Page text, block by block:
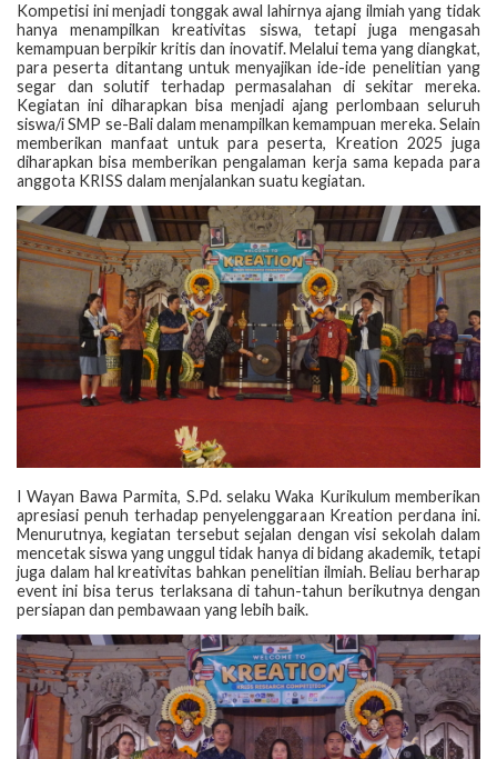
Kompetisi ini menjadi tonggak awal lahirnya ajang ilmiah yang tidak
hanya menampilkan kreativitas siswa, tetapi juga mengasah
kemampuan berpikir kritis dan inovatif. Melalui tema yang diangkat,
para peserta ditantang untuk menyajikan ide-ide penelitian yang
segar dan solutif terhadap permasalahan di sekitar mereka.
Kegiatan ini diharapkan bisa menjadi ajang perlombaan seluruh
siswa/i SMP se-Bali dalam menampilkan kemampuan mereka. Selain
memberikan manfaat untuk para peserta, Kreation 2025 juga
diharapkan bisa memberikan pengalaman kerja sama kepada para
anggota KRISS dalam menjalankan suatu kegiatan.
I Wayan Bawa Parmita, S.Pd. selaku Waka Kurikulum memberikan
apresiasi penuh terhadap penyelenggaraan Kreation perdana ini.
Menurutnya, kegiatan tersebut sejalan dengan visi sekolah dalam
mencetak siswa yang unggul tidak hanya di bidang akademik, tetapi
juga dalam hal kreativitas bahkan penelitian ilmiah. Beliau berharap
event ini bisa terus terlaksana di tahun-tahun berikutnya dengan
persiapan dan pembawaan yang lebih baik.